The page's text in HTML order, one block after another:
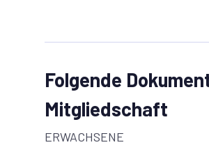
Folgende
Mitgliedschaft
ERWACHSENE